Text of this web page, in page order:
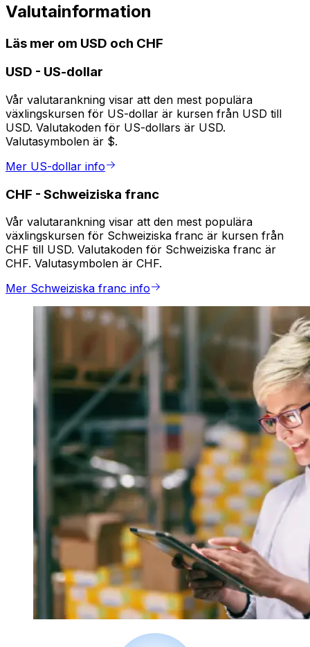
Valutainformation
Läs mer om USD och CHF
USD - US-dollar
Vår valutarankning visar att den mest populära
växlingskursen för US-dollar är kursen från USD till
USD. Valutakoden för US-dollars är USD.
Valutasymbolen är $.
Mer US-dollar info
CHF - Schweiziska franc
Vår valutarankning visar att den mest populära
växlingskursen för Schweiziska franc är kursen från
CHF till USD. Valutakoden för Schweiziska franc är
CHF. Valutasymbolen är CHF.
Mer Schweiziska franc info